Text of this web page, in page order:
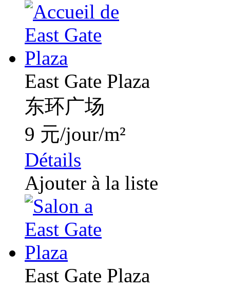
East Gate Plaza
东环广场
9 元/jour/m²
Détails
Ajouter à la liste
East Gate Plaza